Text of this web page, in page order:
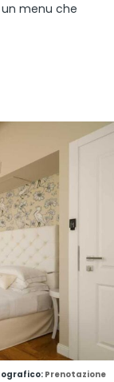
menu che
Prenotazione